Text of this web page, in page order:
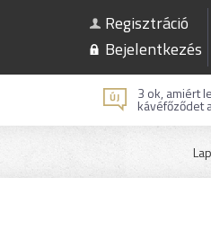
Regisztráció
Bejelentkezés
3 ok, amiért
kávéfőződet